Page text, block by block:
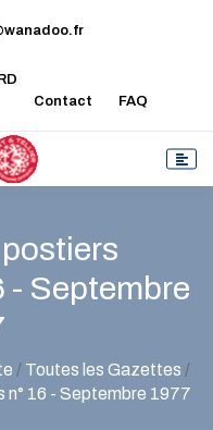
Contact FAQ
- Septembre
/ Toutes les Gazettes /
16 - Septembre 1977